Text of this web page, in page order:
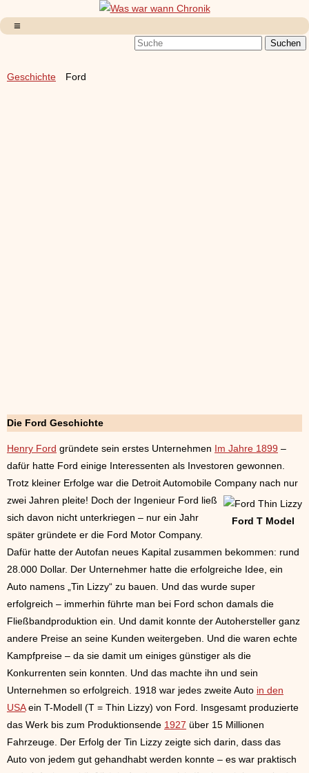
Geschichte Ford
Die Ford Geschichte
Henry Ford gründete sein erstes Unternehmen Im Jahre 1899 –
dafür hatte Ford einige Interessenten als Investoren gewonnen.
Trotz kleiner Erfolge war die Detroit Automobile Company nach nur
zwei
Ford T Model
Jahren pleite! Doch der Ingenieur Ford ließ
sich davon nicht unterkriegen – nur ein Jahr
später gründete er die Ford Motor Company.
Dafür hatte der Autofan neues Kapital zusammen bekommen: rund
28.000 Dollar. Der Unternehmer hatte die erfolgreiche Idee, ein
Auto namens „Tin Lizzy“ zu bauen. Und das wurde super
erfolgreich – immerhin führte man bei Ford schon damals die
Fließbandproduktion ein. Und damit konnte der Autohersteller ganz
andere Preise an seine Kunden weitergeben. Und die waren echte
Kampfpreise – da sie damit um einiges günstiger als die
Konkurrenten sein konnten. Und das machte ihn und sein
Unternehmen so erfolgreich. 1918 war jedes zweite Auto in den
USAein T-Modell (T = Thin Lizzy) von Ford. Insgesamt produzierte
das Werk bis zum Produktionsende 1927 über 15 Millionen
Fahrzeuge. Der Erfolg der Tin Lizzy zeigte sich darin, dass das
Auto von jedem gut gehandhabt werden konnte – es war praktisch